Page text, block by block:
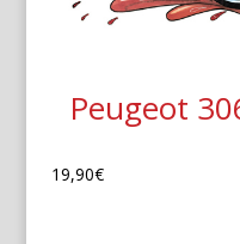
Peugeot
19,90€